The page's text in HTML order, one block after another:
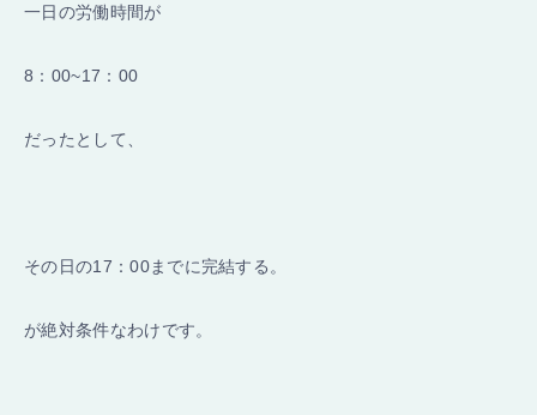
一日の労働時間が
8：00~17：00
だったとして、
その日の17：00までに完結する。
が絶対条件なわけです。